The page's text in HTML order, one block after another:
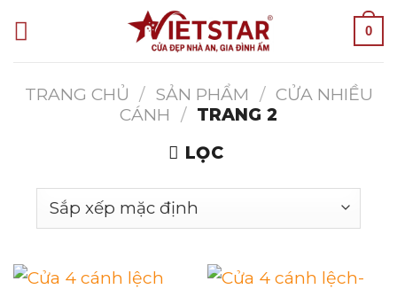
to
0
TRANG CHỦ / SẢN PHẨM / CỬA NHIỀU
CÁNH / TRANG 2
LỌC